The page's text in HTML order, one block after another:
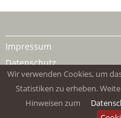
Wir verwenden Cookies, um
Statistiken zu erheben.
Hinweisen zum
Impressum
Datenschutz